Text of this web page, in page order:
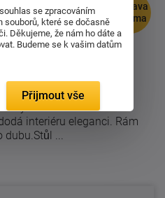
doprava
zdarma
svým moderním a
interiéru eleganci. Rám
dubu.Stůl ...
se zpracováním
souborů, které se dočasně
Děkujeme, že nám ho dáte a
Budeme se k vašim datům
Přijmout vše